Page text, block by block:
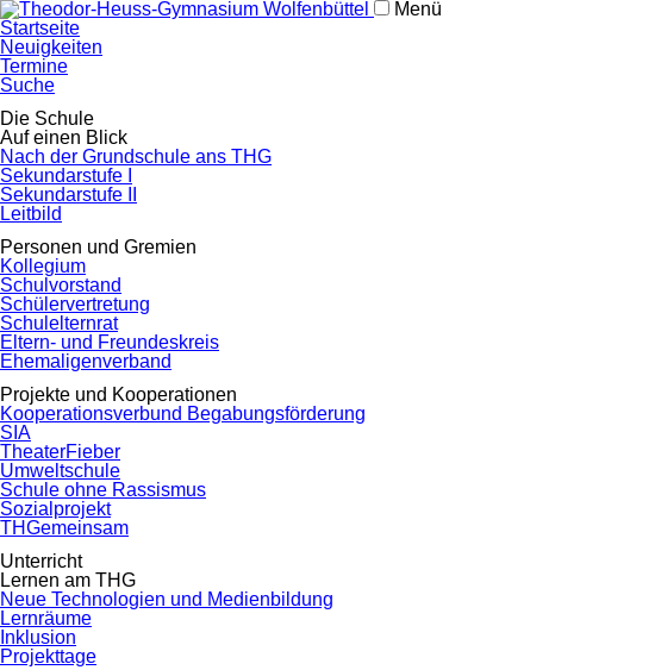
Menü
Navigation
überspringen
Startseite
Neuigkeiten
Termine
Suche
Navigation
überspringen
Die Schule
Auf einen Blick
Nach der Grundschule ans THG
Sekundarstufe I
Sekundarstufe II
Leitbild
Personen und Gremien
Kollegium
Schulvorstand
Schülervertretung
Schulelternrat
Eltern- und Freundeskreis
Ehemaligenverband
Projekte und Kooperationen
Kooperationsverbund Begabungsförderung
SIA
TheaterFieber
Umweltschule
Schule ohne Rassismus
Sozialprojekt
THGemeinsam
Unterricht
Lernen am THG
Neue Technologien und Medienbildung
Lernräume
Inklusion
Projekttage